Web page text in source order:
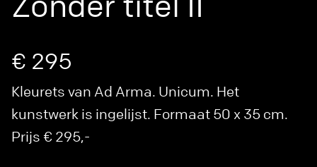
€ 295
Kleurets van Ad Arma. Unicum. Het
kunstwerk is ingelijst. Formaat 50 x 35 cm.
Prijs € 295,-